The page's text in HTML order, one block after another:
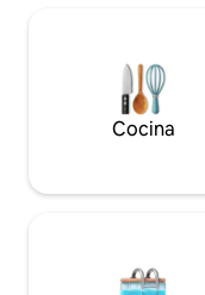
Cocina